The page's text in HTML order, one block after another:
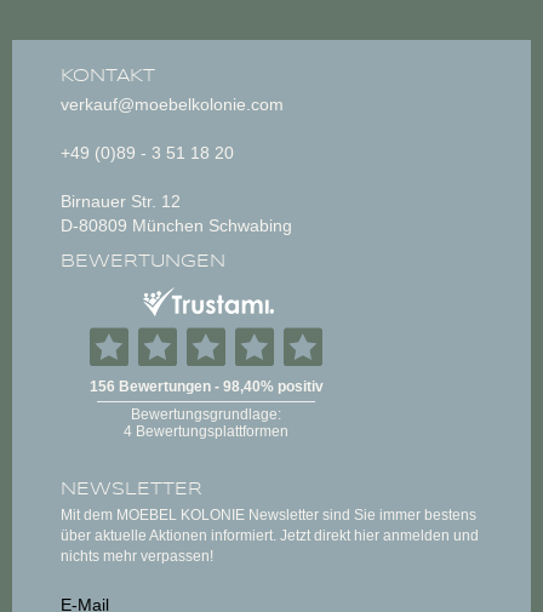
KONTAKT
verkauf@moebelkolonie.com
+49 (0)89 - 3 51 18 20
Birnauer Str. 12
D-80809 München Schwabing
BEWERTUNGEN
NEWSLETTER
Mit dem MOEBEL KOLONIE Newsletter sind Sie immer bestens
über aktuelle Aktionen informiert. Jetzt direkt hier anmelden und
nichts mehr verpassen!
E-Mail